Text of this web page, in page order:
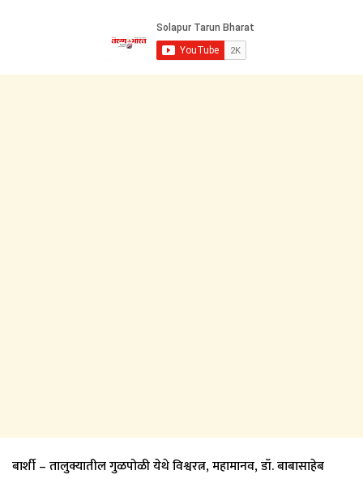
बार्शी – तालुक्यातील गुळपोळी येथे विश्वरत्न, महामानव, डॉ. बाबासाहेब